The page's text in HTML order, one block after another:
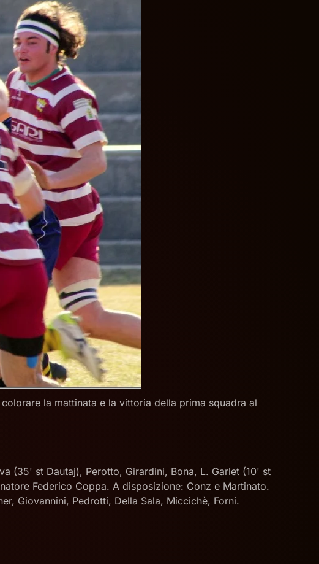
la mattinata e la vittoria della prima squadra al
(35' st Dautaj), Perotto, Girardini, Bona, L. Garlet (10' st
Federico Coppa. A disposizione: Conz e Martinato.
Giovannini, Pedrotti, Della Sala, Miccichè, Forni.